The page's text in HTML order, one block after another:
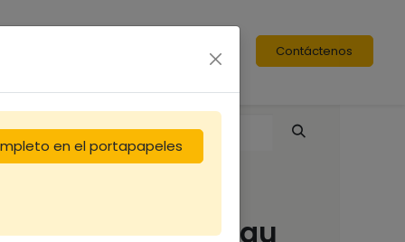
Contáctenos
Bio Soja en seau
en el portapapeles